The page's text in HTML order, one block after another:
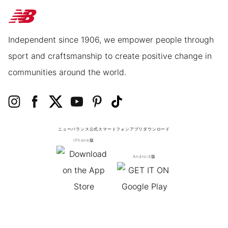
Independent since 1906, we empower people through
sport and craftsmanship to create positive change in
communities around the world.
ニューバランス公式スマートフォンアプリ ダウンロード
iPhone版
Android版